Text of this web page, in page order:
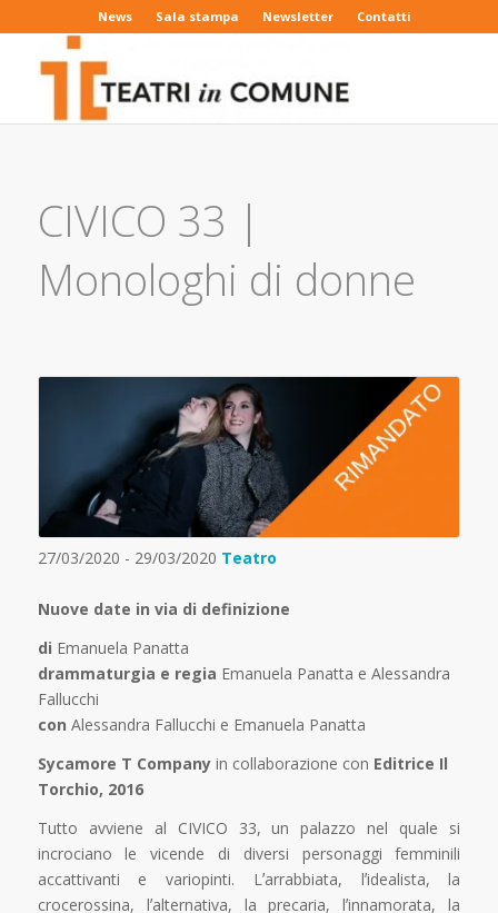
News Sala stampa Newsletter Contatti
CIVICO 33 |
Monologhi di donne
27/03/2020 - 29/03/2020 Teatro
Nuove date in via di definizione
di Emanuela Panatta
drammaturgia e regia Emanuela Panatta e Alessandra
Fallucchi
con Alessandra Fallucchi e Emanuela Panatta
Sycamore T Company in collaborazione con Editrice Il
Torchio, 2016
Tutto avviene al CIVICO 33, un palazzo nel quale si
incrociano le vicende di diversi personaggi femminili
accattivanti e variopinti. Lʼarrabbiata, lʼidealista, la
crocerossina, lʼalternativa, la precaria, lʼinnamorata, la